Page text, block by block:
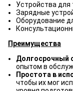
Устройства для
Зарядные
Оборудование
Преимущества
Долгосрочный
опытом в
Простота в
чтобы их мог